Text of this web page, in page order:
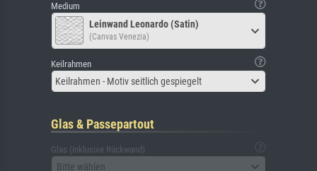
Medium
Leinwand Leonardo (Satin)
(Canvas Venezia)
Keilrahmen
Keilrahmen - Motiv seitlich gespiegelt
Glas & Passepartout
Glas (inklusive Rückwand)
Bitte wählen